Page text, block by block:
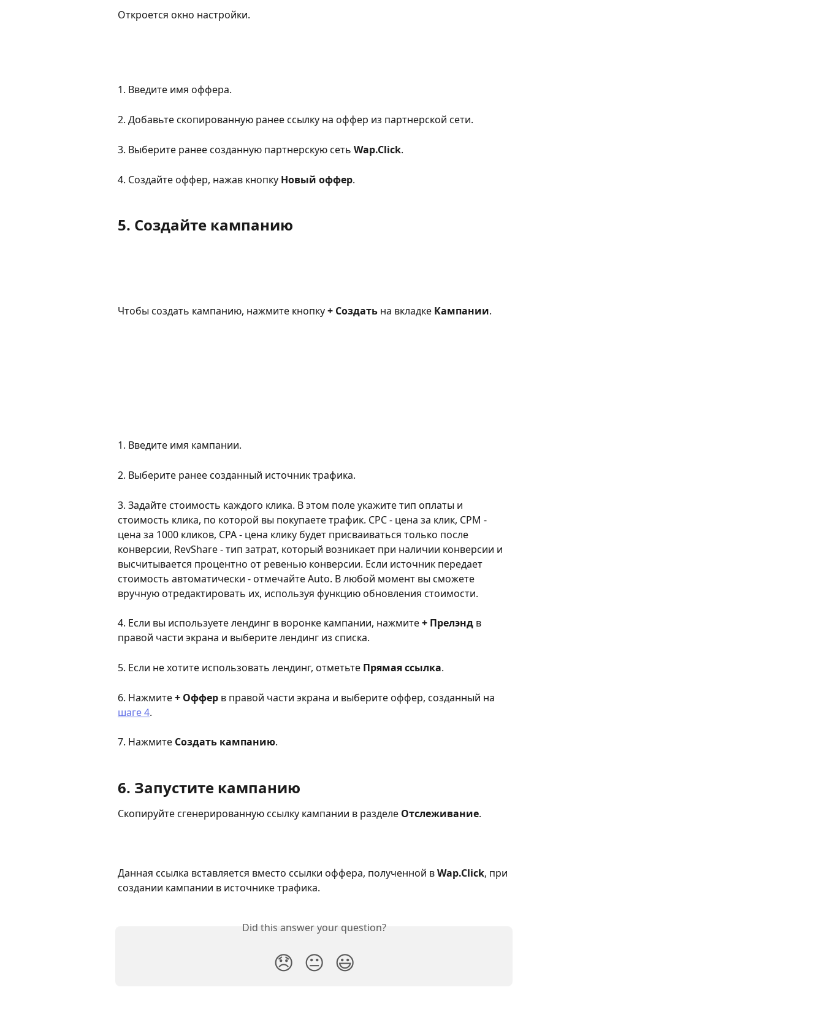
Откроется окно настройки.
1. Введите имя оффера.
2. Добавьте скопированную ранее ссылку на оффер из партнерской сети.
3. Выберите ранее созданную партнерскую сеть Wap.Click.
4. Создайте оффер, нажав кнопку Новый оффер.
5. Создайте кампанию
Чтобы создать кампанию, нажмите кнопку + Создать на вкладке Кампании.
1. Введите имя кампании.
2. Выберите ранее созданный источник трафика.
3. Задайте стоимость каждого клика. В этом поле укажите тип оплаты и
стоимость клика, по которой вы покупаете трафик. CPC - цена за клик, CPM -
цена за 1000 кликов, CPA - цена клику будет присваиваться только после
конверсии, RevShare - тип затрат, который возникает при наличии конверсии и
высчитывается процентно от ревенью конверсии. Если источник передает
стоимость автоматически - отмечайте Auto. В любой момент вы сможете
вручную отредактировать их, используя функцию обновления стоимости.
4. Если вы используете лендинг в воронке кампании, нажмите + Прелэнд в
правой части экрана и выберите лендинг из списка.
5. Если не хотите использовать лендинг, отметьте Прямая ссылка.
6. Нажмите + Оффер в правой части экрана и выберите оффер, созданный на
шаге 4.
7. Нажмите Создать кампанию.
6. Запустите кампанию
Скопируйте сгенерированную ссылку кампании в разделе Отслеживание.
Данная ссылка вставляется вместо ссылки оффера, полученной в Wap.Click, при
создании кампании в источнике трафика.
Did this answer your question?
😞 😐 😃